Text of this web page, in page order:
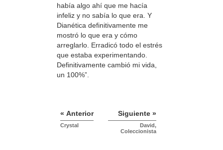
había algo ahí que me hacía
infeliz y no sabía lo que era. Y
Dianética definitivamente me
mostró lo que era y cómo
arreglarlo. Erradicó todo el estrés
que estaba experimentando.
Definitivamente cambió mi vida,
un 100%”.
« Anterior
Crystal
Siguiente »
David,
Coleccionista